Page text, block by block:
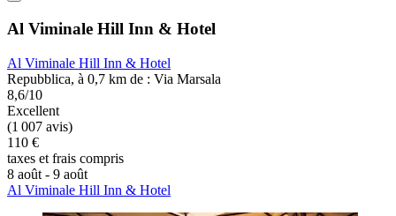
Al Viminale Hill Inn & Hotel
Al Viminale Hill Inn & Hotel
Repubblica, à 0,7 km de : Via Marsala
8,6/10
Excellent
(1 007 avis)
110 €
taxes et frais compris
8 août - 9 août
Al Viminale Hill Inn & Hotel